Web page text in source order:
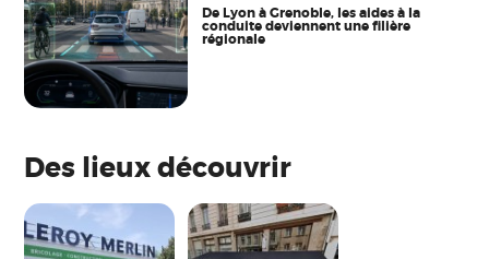
De Lyon à Grenoble, les aides à la
conduite deviennent une filière
régionale
Des lieux découvrir